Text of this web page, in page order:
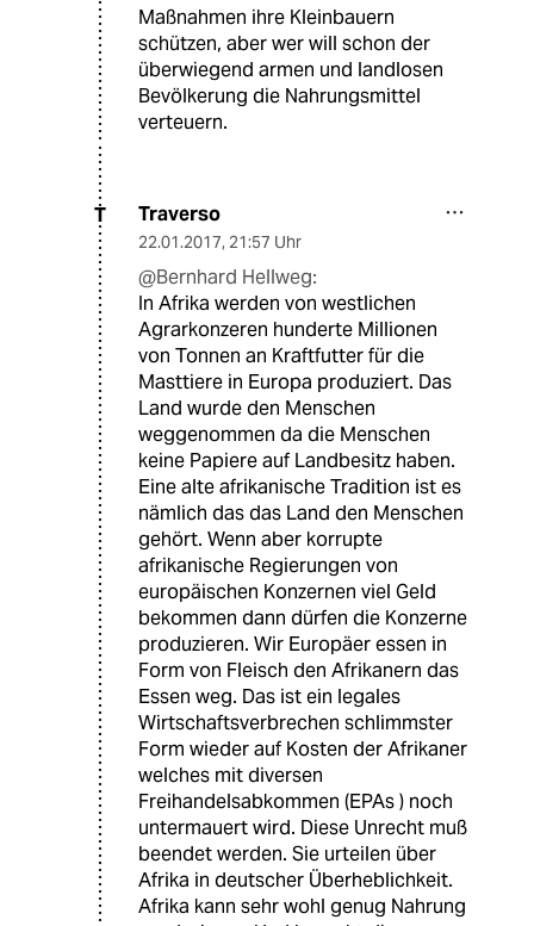
Maßnahmen ihre Kleinbauern
schützen, aber wer will schon der
überwiegend armen und landlosen
Bevölkerung die Nahrungsmittel
verteuern.
T Traverso
22.01.2017, 21:57 Uhr
@Bernhard Hellweg:
In Afrika werden von westlichen
Agrarkonzeren hunderte Millionen
von Tonnen an Kraftfutter für die
Masttiere in Europa produziert. Das
Land wurde den Menschen
weggenommen da die Menschen
keine Papiere auf Landbesitz haben.
Eine alte afrikanische Tradition ist es
nämlich das das Land den Menschen
gehört. Wenn aber korrupte
afrikanische Regierungen von
europäischen Konzernen viel Geld
bekommen dann dürfen die Konzerne
produzieren. Wir Europäer essen in
Form von Fleisch den Afrikanern das
Essen weg. Das ist ein legales
Wirtschaftsverbrechen schlimmster
Form wieder auf Kosten der Afrikaner
welches mit diversen
Freihandelsabkommen (EPAs ) noch
untermauert wird. Diese Unrecht muß
beendet werden. Sie urteilen über
Afrika in deutscher Überheblichkeit.
Afrika kann sehr wohl genug Nahrung